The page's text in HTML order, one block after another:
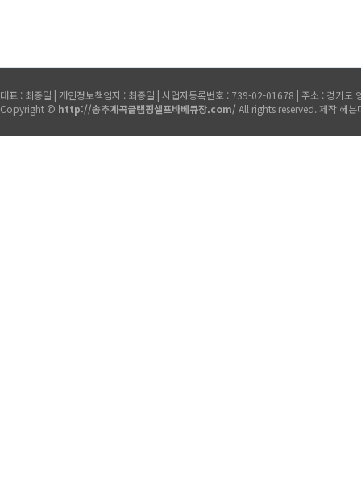
대표 : 최종일 | 개인정보책임자 : 최종일 | 사업자등록번호 : 739-02-01678 | 주소 : 경
Copyright © http://송추계곡글램핑셀프바베큐장.com/ All rights reserved. 제작 헤븐